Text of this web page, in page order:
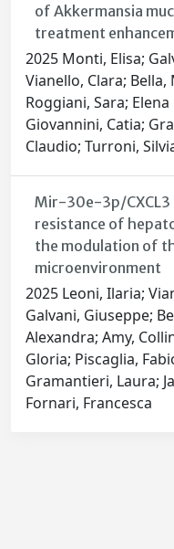
of Akkermansia
treatment
2025 Monti, Elisa;
Vianello, Clara; Bella,
Roggiani, Sara;
Giovannini, Catia;
Claudio; Turroni,
Mir-30e-3p/CXCL3
resistance of
the modulation of
microenvironment
2025 Leoni, Ilaria;
Galvani, Giuseppe;
Alexandra; Amy,
Gloria; Piscaglia,
Gramantieri, Laura;
Fornari, Francesca